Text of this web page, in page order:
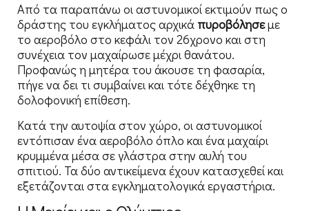
Από τα παραπάνω οι αστυνομικοί εκτιμούν πως ο
δράστης του εγκλήματος αρχικά πυροβόλησεμε
το αεροβόλο στο κεφάλι τον 26χρονο και στη
συνέχεια τον μαχαίρωσε μέχρι θανάτου.
Προφανώς η μητέρα του άκουσε τη φασαρία,
πήγε να δει τι συμβαίνει και τότε δέχθηκε τη
δολοφονική επίθεση.
Κατά την αυτοψία στον χώρο, οι αστυνομικοί
εντόπισαν ένα αεροβόλο όπλο και ένα μαχαίρι
κρυμμένα μέσα σε γλάστρα στην αυλή του
σπιτιού. Τα δύο αντικείμενα έχουν κατασχεθεί και
εξετάζονται στα εγκληματολογικά εργαστήρια.